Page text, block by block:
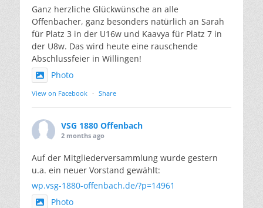
Ganz herzliche Glückwünsche an alle
Offenbacher, ganz besonders natürlich an Sarah
für Platz 3 in der U16w und Kaavya für Platz 7 in
der U8w. Das wird heute eine rauschende
Abschlussfeier in Willingen!
Photo
View on Facebook · Share
VSG 1880 Offenbach
2 months ago
Auf der Mitgliederversammlung wurde gestern
u.a. ein neuer Vorstand gewählt:
wp.vsg-1880-offenbach.de/?p=14961
Photo